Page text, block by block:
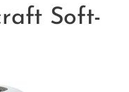
Soft-